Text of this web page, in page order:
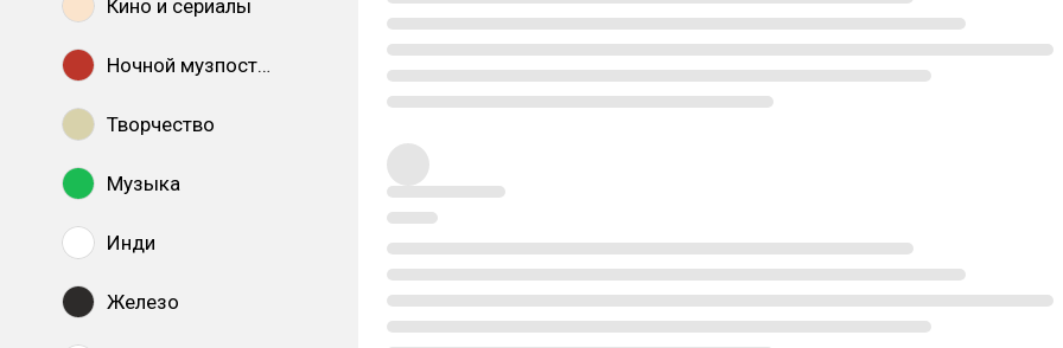
Кино и сериалы
Ночной музпостинг
Творчество
Музыка
Инди
Железо